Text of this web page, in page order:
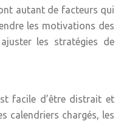
autant de facteurs qui
les motivations des
les stratégies de
facile d’être distrait et
calendriers chargés, les